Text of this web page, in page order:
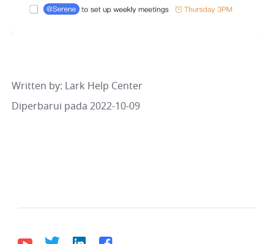
Written by: Lark Help Center
Diperbarui pada 2022-10-09